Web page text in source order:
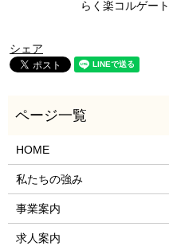
らく楽コルゲー
シェア
HOME
私たちの強み
事業案内
求人案内